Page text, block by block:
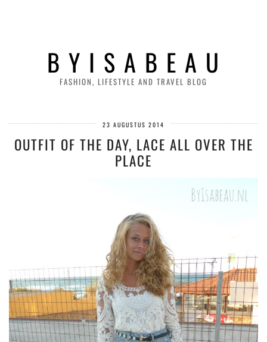
B Y I S A B E A U
FASHION, LIFESTYLE AND TRAVEL BLOG
23 AUGUSTUS 2014
OUTFIT OF THE DAY, LACE ALL OVER THE
PLACE